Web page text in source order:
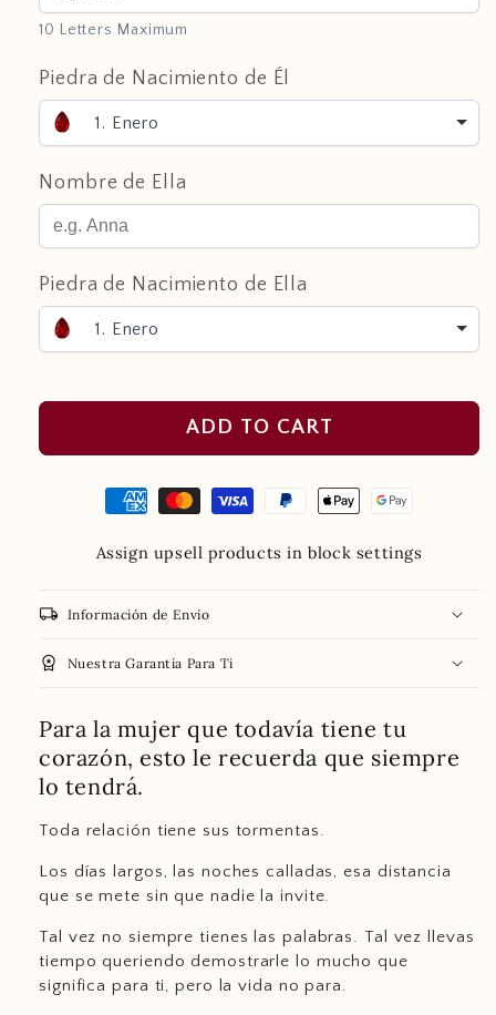
10 Letters Maximum
Piedra de Nacimiento de Él
1. Enero
Nombre de Ella
Piedra de Nacimiento de Ella
1. Enero
ADD TO CART
Assign upsell products in block settings
local_shipping Información de Envío
workspace_premium Nuestra Garantía Para Ti
Para la mujer que todavía tiene tu
corazón, esto le recuerda que siempre
lo tendrá.
Toda relación tiene sus tormentas.
Los días largos, las noches calladas, esa distancia
que se mete sin que nadie la invite.
Tal vez no siempre tienes las palabras. Tal vez llevas
tiempo queriendo demostrarle lo mucho que
significa para ti, pero la vida no para.